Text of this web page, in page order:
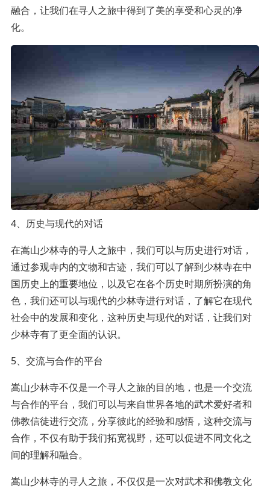
融合，让我们在寻人之旅中得到了美的享受和心灵的净
化。
4、历史与现代的对话
在嵩山少林寺的寻人之旅中，我们可以与历史进行对话，
通过参观寺内的文物和古迹，我们可以了解到少林寺在中
国历史上的重要地位，以及它在各个历史时期所扮演的角
色，我们还可以与现代的少林寺进行对话，了解它在现代
社会中的发展和变化，这种历史与现代的对话，让我们对
少林寺有了更全面的认识。
5、交流与合作的平台
嵩山少林寺不仅是一个寻人之旅的目的地，也是一个交流
与合作的平台，我们可以与来自世界各地的武术爱好者和
佛教信徒进行交流，分享彼此的经验和感悟，这种交流与
合作，不仅有助于我们拓宽视野，还可以促进不同文化之
间的理解和融合。
嵩山少林寺的寻人之旅，不仅仅是一次对武术和佛教文化